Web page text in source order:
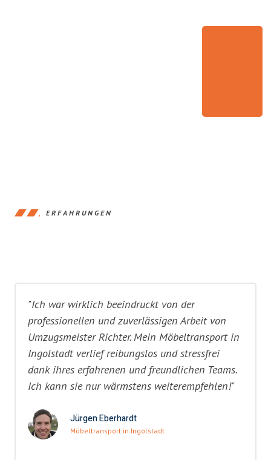
ERFAHRUNGEN
"Ich war wirklich beeindruckt von der
professionellen und zuverlässigen Arbeit von
Umzugsmeister Richter. Mein Möbeltransport in
Ingolstadt verlief reibungslos und stressfrei
dank ihres erfahrenen und freundlichen Teams.
Ich kann sie nur wärmstens weiterempfehlen!"
Jürgen Eberhardt
Möbeltransport in Ingolstadt